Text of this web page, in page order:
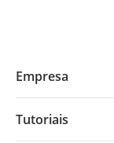
Empresa
Tutoriais